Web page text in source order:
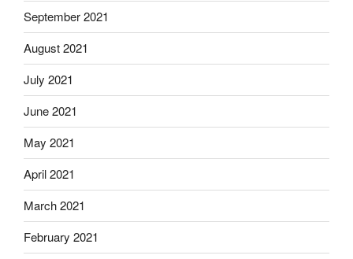
September 2021
August 2021
July 2021
June 2021
May 2021
April 2021
March 2021
February 2021